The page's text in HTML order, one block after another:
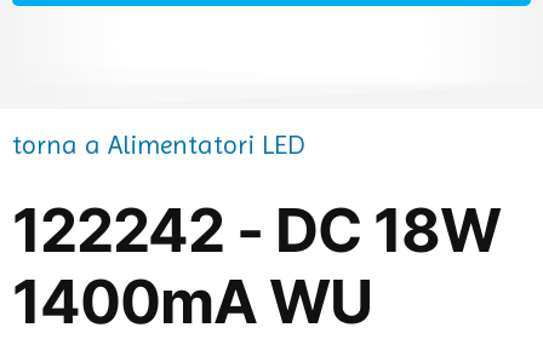
torna a Alimentatori LED
122242 - DC 18W
1400mA WU